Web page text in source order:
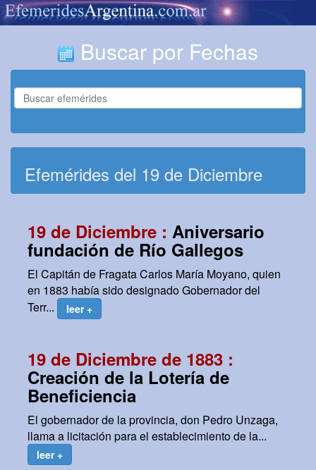
Buscar por Fechas
Efemérides del 19 de Diciembre
19 de Diciembre : Aniversario
fundación de Río Gallegos
El Capitán de Fragata Carlos María Moyano, quien
en 1883 había sido designado Gobernador del
Terr...
leer +
19 de Diciembre de 1883 :
Creación de la Lotería de
Beneficiencia
El gobernador de la provincia, don Pedro Unzaga,
llama a licitación para el establecimiento de la...
leer +